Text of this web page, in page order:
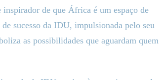
de que África é um espaço de
sucesso da IDU, impulsionada pelo seu
as possibilidades que aguardam quem